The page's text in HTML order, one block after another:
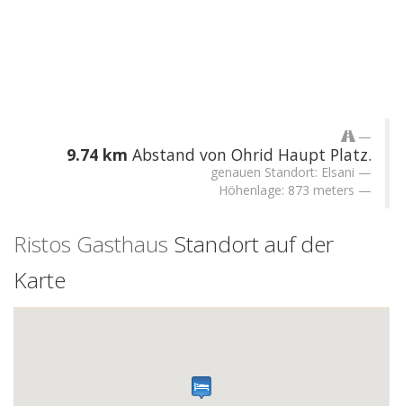
9.74 km Abstand von Ohrid Haupt Platz.
genauen Standort: Elsani
Höhenlage: 873 meters
Ristos Gasthaus Standort auf der
Karte